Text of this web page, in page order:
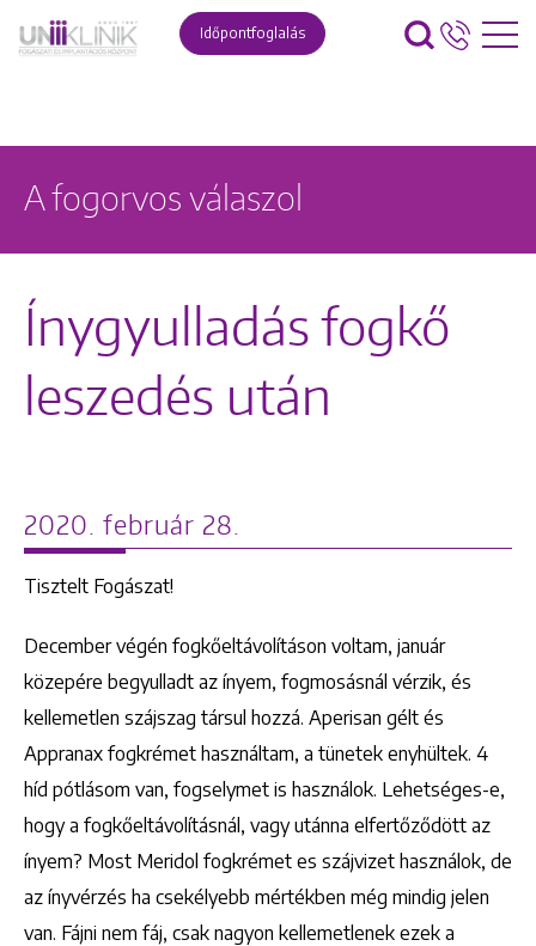
Időpontfoglalás
A fogorvos válaszol
Ínygyulladás fogkő
leszedés után
2020. február 28.
Tisztelt Fogászat!
December végén fogkőeltávolításon voltam, január
közepére begyulladt az ínyem, fogmosásnál vérzik, és
kellemetlen szájszag társul hozzá. Aperisan gélt és
Appranax fogkrémet használtam, a tünetek enyhültek. 4
híd pótlásom van, fogselymet is használok. Lehetséges-e,
hogy a fogkőeltávolításnál, vagy utánna elfertőződött az
ínyem? Most Meridol fogkrémet es szájvizet használok, de
az ínyvérzés ha csekélyebb mértékben még mindig jelen
van. Fájni nem fáj, csak nagyon kellemetlenek ezek a